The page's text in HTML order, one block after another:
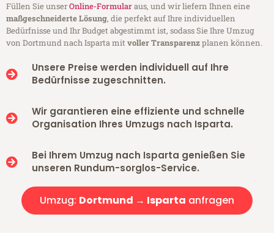
Füllen Sie unserOnline-Formularaus, und wir liefern Ihnen eine
maßgeschneiderte Lösung, die perfekt auf Ihre individuellen
Bedürfnisse und Ihr Budget abgestimmt ist, sodass Sie Ihre Umzug
von Dortmund nach Isparta mitvoller Transparenzplanen können.
Unsere Preise werden individuell auf Ihre
Bedürfnisse zugeschnitten.
Wir garantieren eine effiziente und schnelle
Organisation Ihres Umzugs nach Isparta.
Bei Ihrem Umzug nach Isparta genießen Sie
unseren Rundum-sorglos-Service.
Umzug: Dortmund → Isparta anfragen